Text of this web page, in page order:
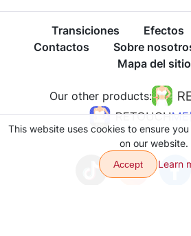
Transiciones Efectos
Contactos
Sobre
Mapa del sitio
Our other products:
This website uses cookies to ensure
on our website.
Accept Learn